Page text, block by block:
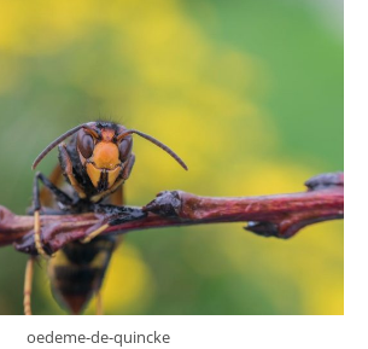
oedeme-de-quincke